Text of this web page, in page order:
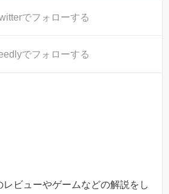
でフォローする
でフォローする
ビューやゲームなどの解説をし